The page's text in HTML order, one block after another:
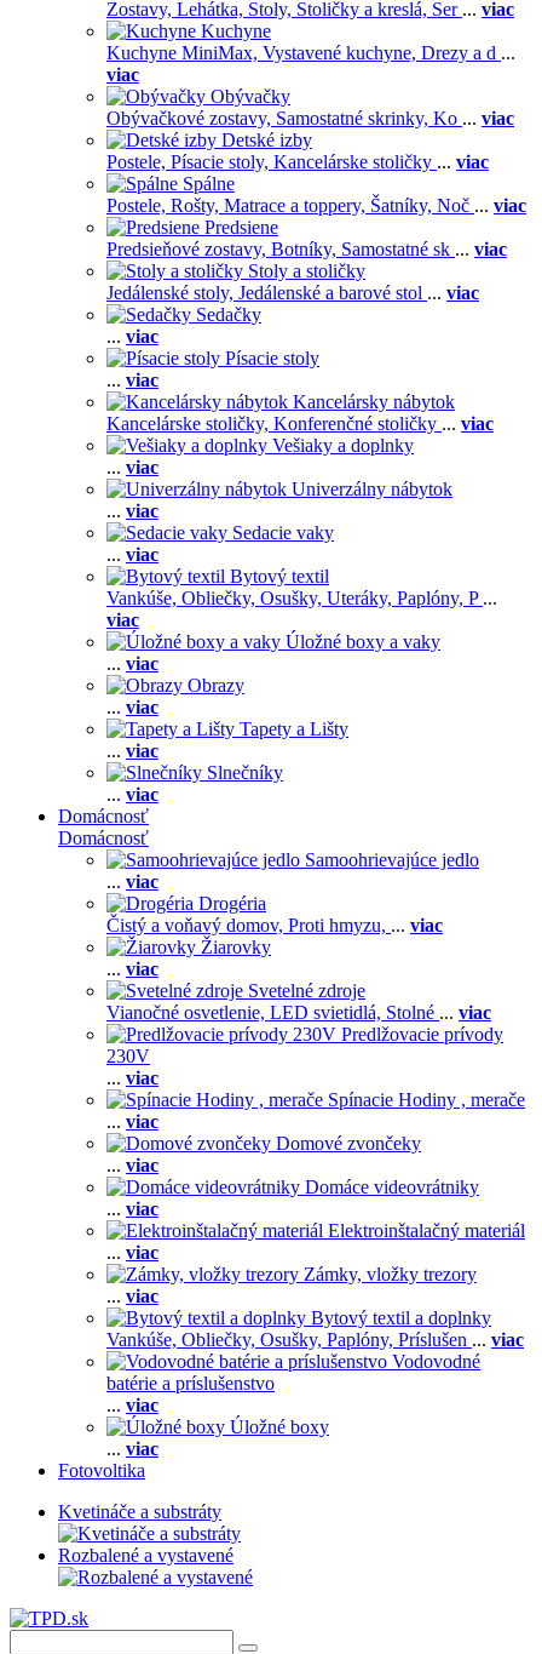
Zostavy, Lehátka, Stoly, Stoličky a kreslá, Ser ... viac
Kuchyne
Kuchyne MiniMax, Vystavené kuchyne, Drezy a d ...
viac
Obývačky
Obývačkové zostavy, Samostatné skrinky, Ko ... viac
Detské izby
Postele, Písacie stoly, Kancelárske stoličky ... viac
Spálne
Postele, Rošty, Matrace a toppery, Šatníky, Noč ... viac
Predsiene
Predsieňové zostavy, Botníky, Samostatné sk ... viac
Stoly a stoličky
Jedálenské stoly, Jedálenské a barové stol ... viac
Sedačky
... viac
Písacie stoly
... viac
Kancelársky nábytok
Kancelárske stoličky, Konferenčné stoličky ... viac
Vešiaky a doplnky
... viac
Univerzálny nábytok
... viac
Sedacie vaky
... viac
Bytový textil
Vankúše, Obliečky, Osušky, Uteráky, Paplóny, P ...
viac
Úložné boxy a vaky
... viac
Obrazy
... viac
Tapety a Lišty
... viac
Slnečníky
... viac
Domácnosť
Domácnosť
Samoohrievajúce jedlo
... viac
Drogéria
Čistý a voňavý domov, Proti hmyzu, ... viac
Žiarovky
... viac
Svetelné zdroje
Vianočné osvetlenie, LED svietidlá, Stolné ... viac
Predlžovacie prívody
230V
... viac
Spínacie Hodiny , merače
... viac
Domové zvončeky
... viac
Domáce videovrátniky
... viac
Elektroinštalačný materiál
... viac
Zámky, vložky trezory
... viac
Bytový textil a doplnky
Vankúše, Obliečky, Osušky, Paplóny, Príslušen ... viac
Vodovodné
batérie a príslušenstvo
... viac
Úložné boxy
... viac
Fotovoltika
Kvetináče a substráty
Rozbalené a vystavené